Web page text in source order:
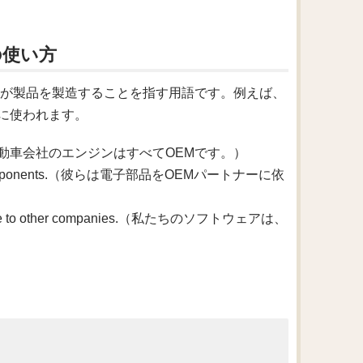
い方
製品を製造することを指す用語です。例えば、
使われます。
会社のエンジンはすべてOEMです。）
（彼らは電子部品をOEMパートナーに依
other companies.（私たちのソフトウェアは、